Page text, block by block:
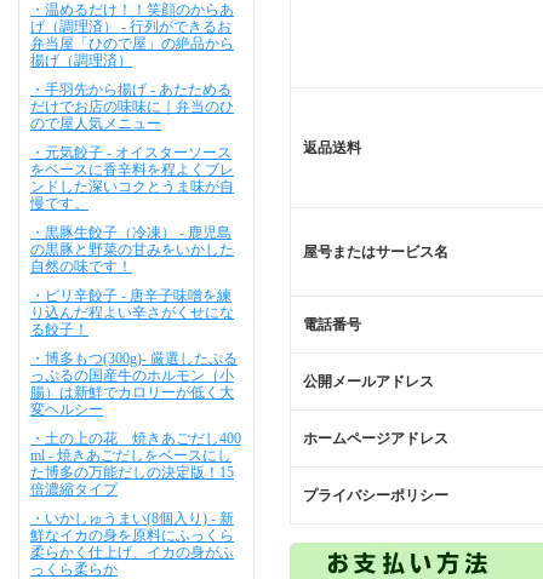
・温めるだけ！！笑顔のからあ
げ（調理済） - 行列ができるお
弁当屋「ひので屋」の絶品から
揚げ（調理済）
・手羽先から揚げ - あたためる
だけでお店の味味に｜弁当のひ
ので屋人気メニュー
・元気餃子 - オイスターソース
をベースに香辛料を程よくブレ
ンドした深いコクとうま味が自
慢です。
・黒豚生餃子（冷凍） - 鹿児島
の黒豚と野菜の甘みをいかした
自然の味です！
・ピリ辛餃子 - 唐辛子味噌を練
り込んだ程よい辛さがくせにな
る餃子！
・博多もつ(300g)- 厳選したぷる
っぷるの国産牛のホルモン（小
腸）は新鮮でカロリーが低く大
変ヘルシー
・土の上の花 焼きあごだし400
ml - 焼きあごだしをベースにし
た博多の万能だしの決定版！15
倍濃縮タイプ
・いかしゅうまい(8個入り) - 新
鮮なイカの身を原料にふっくら
柔らかく仕上げ、イカの身がふ
っくら柔らか
返品送料
屋号またはサービス名
電話番号
公開メールアドレス
ホームページアドレス
プライバシーポリシー